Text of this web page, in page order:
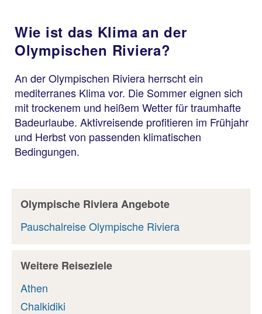
Wie ist das Klima an der
Olympischen Riviera?
An der Olympischen Riviera herrscht ein
mediterranes Klima vor. Die Sommer eignen sich
mit trockenem und heißem Wetter für traumhafte
Badeurlaube. Aktivreisende profitieren im Frühjahr
und Herbst von passenden klimatischen
Bedingungen.
Olympische Riviera Angebote
Pauschalreise Olympische Riviera
Weitere Reiseziele
Athen
Chalkidiki